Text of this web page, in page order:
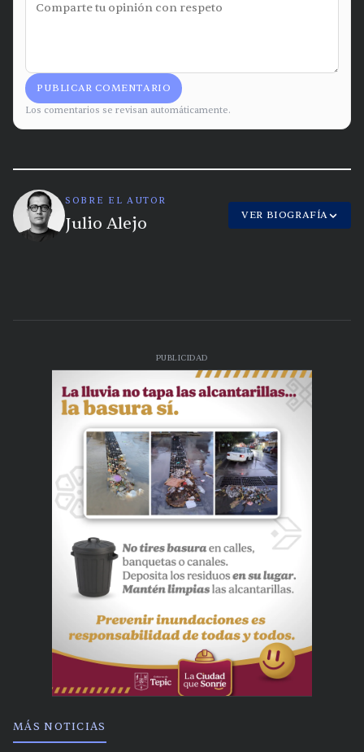
PUBLICAR COMENTARIO
Los comentarios se revisan automáticamente.
SOBRE EL AUTOR
Julio Alejo VER BIOGRAFÍA
PUBLICIDAD
MÁS NOTICIAS